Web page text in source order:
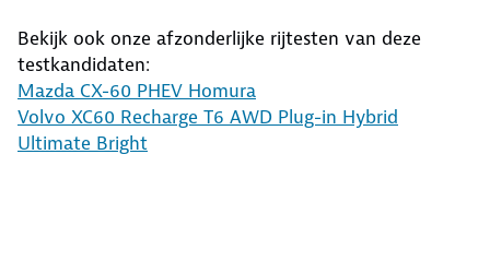
Bekijk ook onze afzonderlijke rijtesten van deze
testkandidaten:
Mazda CX-60 PHEV Homura
Volvo XC60 Recharge T6 AWD Plug-in Hybrid
Ultimate Bright